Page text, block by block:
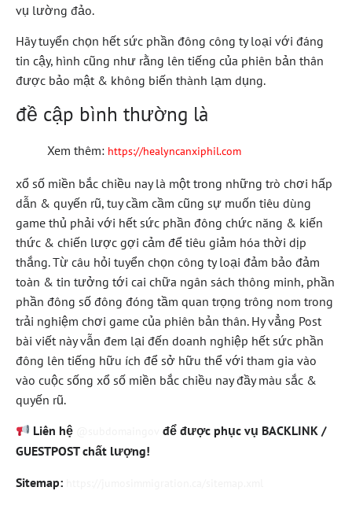
vụ lường đảo.
Hãy tuyển chọn hết sức phần đông công ty loại với đáng
tin cậy, hình cũng như rằng lên tiếng của phiên bản thân
được bảo mật & không biến thành lạm dụng.
đề cập bình thường là
Xem thêm: https://healyncanxiphil.com
xổ số miền bắc chiều nay là một trong những trò chơi hấp
dẫn & quyến rũ, tuy cầm cầm cũng sự muốn tiêu dùng
game thủ phải với hết sức phần đông chức năng & kiến
thức & chiến lược gợi cảm để tiêu giảm hóa thời dịp
thắng. Từ câu hỏi tuyển chọn công ty loại đảm bảo đảm
toàn & tin tưởng tới cai chữa ngân sách thông minh, phần
phần đông số đông đóng tầm quan trọng trông nom trong
trải nghiệm chơi game của phiên bản thân. Hy vẳng Post
bài viết này vẫn đem lại đến doanh nghiệp hết sức phần
đông lên tiếng hữu ích để sở hữu thể với tham gia vào
vào cuộc sống xổ số miền bắc chiều nay đầy màu sắc &
quyến rũ.
Liên hệ
để được phục vụ BACKLINK /
GUESTPOST chất lượng!
Sitemap: